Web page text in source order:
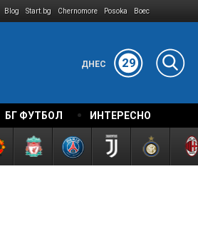
Blog Start.bg Chernomore Posoka Boec
ДНЕС 29
БГ ФУТБОЛ ИНТЕРЕСНО